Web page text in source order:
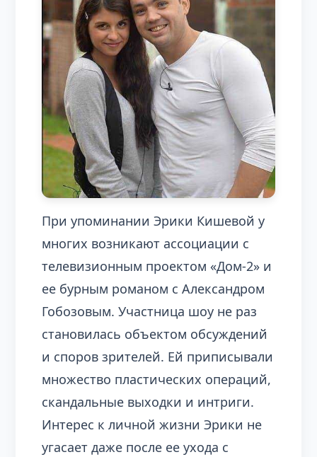
При упоминании Эрики Кишевой у
многих возникают ассоциации с
телевизионным проектом «Дом-2» и
ее бурным романом с Александром
Гобозовым. Участница шоу не раз
становилась объектом обсуждений
и споров зрителей. Ей приписывали
множество пластических операций,
скандальные выходки и интриги.
Интерес к личной жизни Эрики не
угасает даже после ее ухода с